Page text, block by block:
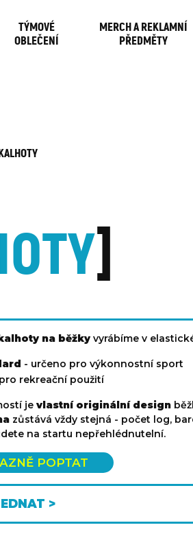
TÝMOVÉ
OBLEČENÍ
MERCH A REKLAMNÍ
PŘEDMĚTY
KALHOTY
na běžky vyrábíme v
- určeno pro výkonnostní sport
rekreační použití
je vlastní originální design
zůstává vždy stejná - počet log,
na startu nepřehlédnutelní.
POPTAT
>